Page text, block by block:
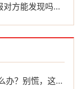
？一篇给你讲明白
几招或许能帮到你